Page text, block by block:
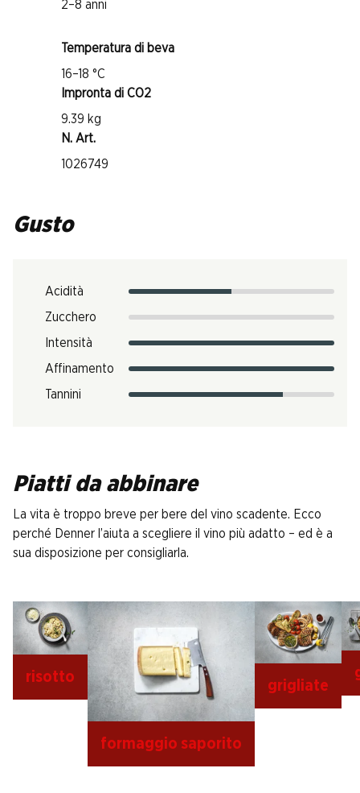
2–8 anni
Temperatura di beva
16–18 °C
Impronta di CO2
9.39 kg
N. Art.
1026749
Gusto
Acidità
Zucchero
Intensità
Affinamento
Tannini
Piatti da abbinare
La vita è troppo breve per bere del vino scadente. Ecco
perché Denner l’aiuta a scegliere il vino più adatto – ed è a
sua disposizione per consigliarla.
risotto
formaggio saporito
grigliate